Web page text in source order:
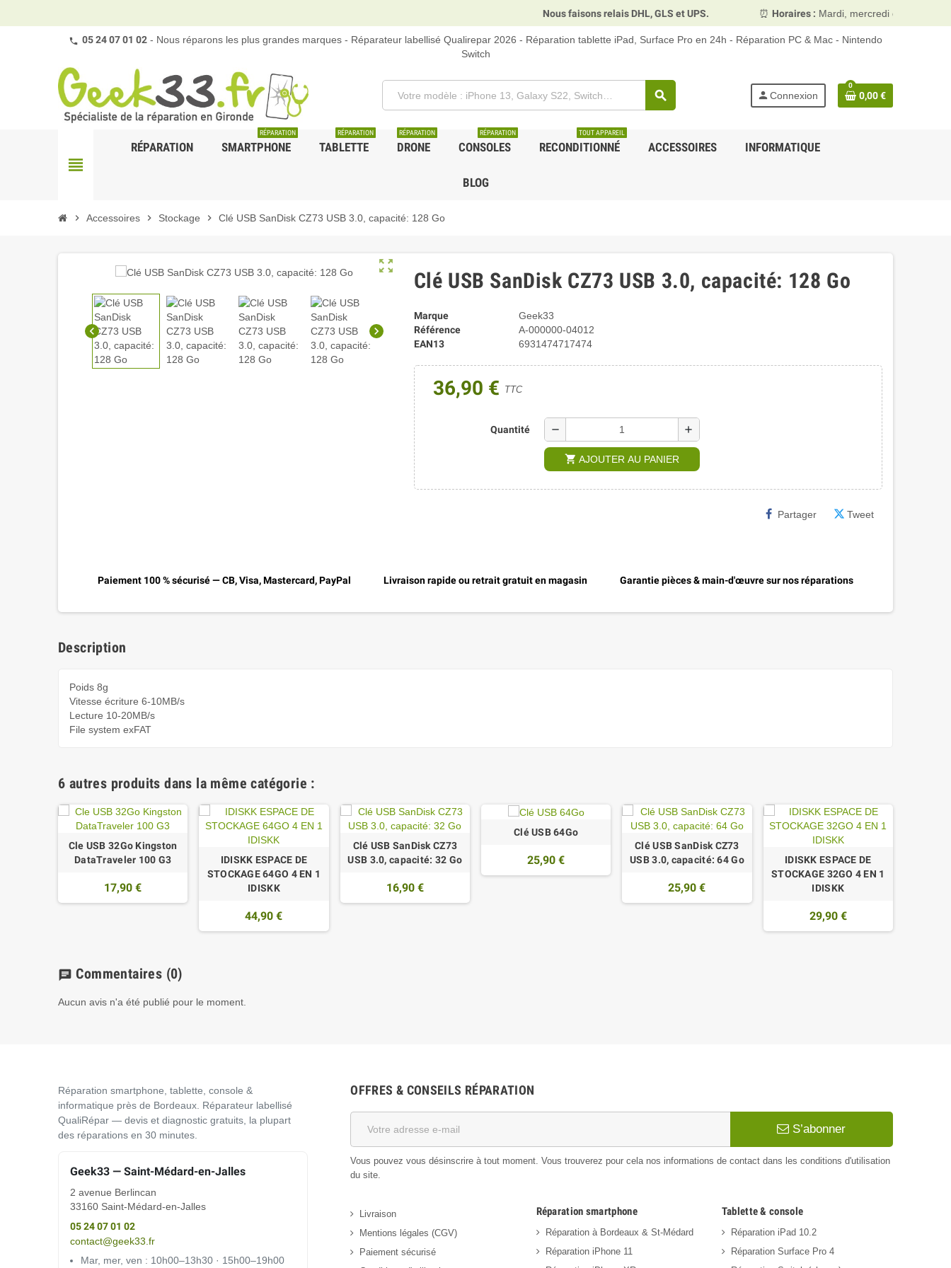
Nous faisons relais DHL, GLS et UPS. Horaires :Mardi, mercredi et vendredi
05 24 07 01 02 - Nous réparons les plus grandes marques - Réparateur labellisé Qualirepar 2026 - Réparation tablette iPad, Surface Pro en 24h - Réparation PC & Mac - Nintendo
Switch
search person Connexion
0
0,00 €
view_headline
RÉPARATION SMARTPHONE
RÉPARATION
TABLETTE
RÉPARATION
DRONE
RÉPARATION
CONSOLES
RÉPARATION
RECONDITIONNÉ
TOUT APPAREIL
ACCESSOIRES INFORMATIQUE
BLOG
chevron_right Accessoires chevron_right Stockage chevron_right Clé USB SanDisk CZ73 USB 3.0, capacité: 128 Go
zoom_out_map
chevron_left chevron_right
Clé USB SanDisk CZ73 USB 3.0, capacité: 128 Go
Marque
Geek33
Référence
A-000000-04012
EAN13
6931474717474
36,90 € TTC
Quantité remove add
shopping_cart AJOUTER AU PANIER
Partager Tweet
Paiement 100 % sécurisé — CB, Visa, Mastercard, PayPal Livraison rapide ou retrait gratuit en magasin Garantie pièces & main-d'œuvre sur nos réparations
Description
Poids 8g
Vitesse écriture 6-10MB/s
Lecture 10-20MB/s
File system exFAT
6 autres produits dans la même catégorie :
Cle USB 32Go Kingston
DataTraveler 100 G3
17,90 €
IDISKK ESPACE DE
STOCKAGE 64GO 4 EN 1
IDISKK
44,90 €
Clé USB SanDisk CZ73
USB 3.0, capacité: 32 Go
16,90 €
Clé USB 64Go
25,90 €
Clé USB SanDisk CZ73
USB 3.0, capacité: 64 Go
25,90 €
IDISKK ESPACE DE
STOCKAGE 32GO 4 EN 1
IDISKK
29,90 €
chat Commentaires (0)
Aucun avis n'a été publié pour le moment.
Réparation smartphone, tablette, console &
informatique près de Bordeaux. Réparateur labellisé
QualiRépar — devis et diagnostic gratuits, la plupart
des réparations en 30 minutes.
Geek33 — Saint-Médard-en-Jalles
2 avenue Berlincan
33160 Saint-Médard-en-Jalles
05 24 07 01 02
contact@geek33.fr
Mar, mer, ven : 10h00–13h30 · 15h00–19h00
OFFRES & CONSEILS RÉPARATION
S’abonner
Vous pouvez vous désinscrire à tout moment. Vous trouverez pour cela nos informations de contact dans les conditions d'utilisation
du site.
Livraison
Mentions légales (CGV)
Paiement sécurisé
Réparation smartphone
Réparation à Bordeaux & St-Médard
Réparation iPhone 11
Tablette & console
Réparation iPad 10.2
Réparation Surface Pro 4